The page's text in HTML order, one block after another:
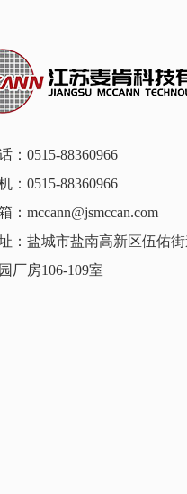
：0515-88360966
：0515-88360966
：mccann@jsmccan.com
：盐城市盐南高新区伍佑
厂房106-109室